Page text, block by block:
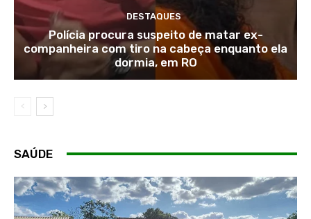
DESTAQUES
Polícia procura suspeito de matar ex-
companheira com tiro na cabeça enquanto ela
dormia, em RO
SAÚDE